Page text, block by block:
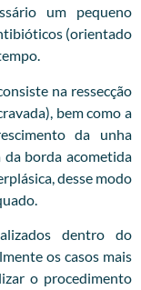
um pequeno
(orientado
na ressecção
bem como a
da unha
borda acometida
desse modo
dentro do
os casos mais
o procedimento